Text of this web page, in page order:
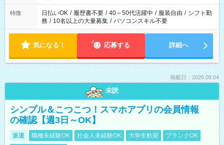
特徴 日払いOK / 履歴書不要 / 40～50代活躍中 / 服装自由 / シフト勤
務 / 10名以上の大量募集 / パソコンスキル不要
気になる！ 応募する 詳細へ
掲載日：2026.08.04
未読
シンプル＆こつこつ！スマホアプリの会員情報
の確認【週3日～OK】
派遣 職種未経験OK 社会人未経験OK 大学生歓迎
ブランクOK